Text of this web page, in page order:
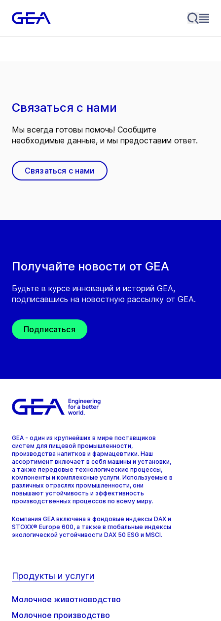
Получайте новости от GEA
Будьте в курсе инноваций и историй GEA,
подписавшись на новостную рассылку от GEA.
Подписаться
Связаться с нами
Мы всегда готовы помочь! Сообщите
необходимые данные, и мы предоставим ответ.
Связаться с нами
GEA - один из крупнейших в мире поставщиков
систем для пищевой промышленности,
производства напитков и фармацевтики. Наш
ассортимент включает в себя машины и установки,
а также передовые технологические процессы,
компоненты и комплексные услуги. Используемые в
различных отраслях промышленности, они
повышают устойчивость и эффективность
производственных процессов по всему миру.
Компания GEA включена в фондовые индексы DAX и
STOXX® Europe 600, а также в глобальные индексы
экологической устойчивости DAX 50 ESG и MSCI.
Продукты и услуги
Молочное животноводство
Молочное производство